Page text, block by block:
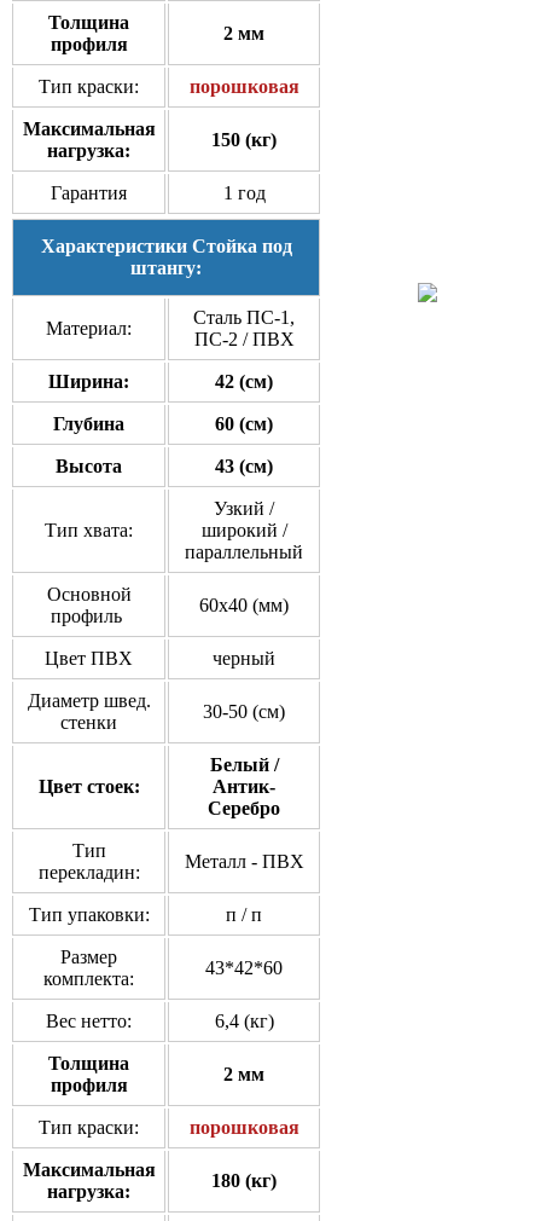
Толщина
профиля
2 мм
Тип краски: порошковая
Максимальная
нагрузка:
150 (кг)
Гарантия 1 год
Характеристики Стойка под
штангу:
Материал:
Сталь ПС-1,
ПС-2 / ПВХ
Ширина: 42 (см)
Глубина 60 (см)
Высота 43 (см)
Тип хвата:
Узкий /
широкий /
параллельный
Основной
профиль
60x40 (мм)
Цвет ПВХ черный
Диаметр швед.
стенки
30-50 (см)
Цвет стоек:
Белый /
Антик-
Серебро
Тип
перекладин:
Металл - ПВХ
Тип упаковки: п / п
Размер
комплекта:
43*42*60
Вес нетто: 6,4 (кг)
Толщина
профиля
2 мм
Тип краски: порошковая
Максимальная
нагрузка:
180 (кг)